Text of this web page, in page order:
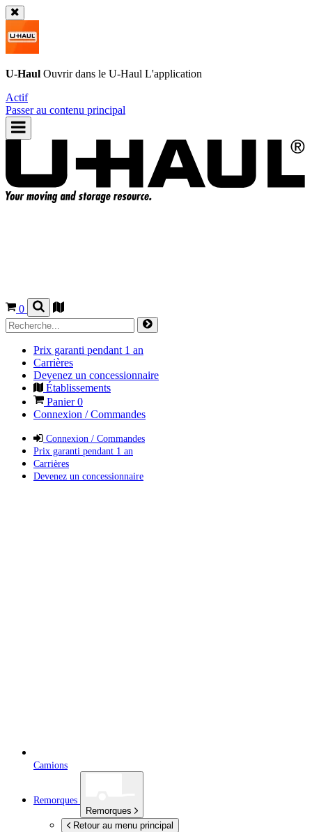
U-Haul Ouvrir dans le U-Haul L'application
Actif
Passer au contenu principal
0
Prix garanti pendant 1 an
Carrières
Devenez un concessionnaire
Établissements
Panier0
Connexion / Commandes
Connexion / Commandes
Prix garanti pendant 1 an
Carrières
Devenez un concessionnaire
Camions
Remorques
Remorques
Retour au menu principal